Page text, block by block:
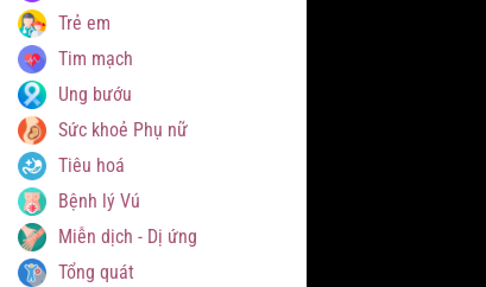
Trẻ em
Tim mạch
Ung bướu
Sức khoẻ Phụ nữ
Tiêu hoá
Bệnh lý Vú
Miễn dịch - Dị ứng
Tổng quát